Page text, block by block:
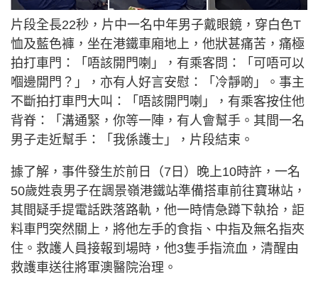
片段全長22秒，片中一名中年男子戴眼鏡，穿白色T
恤及藍色褲，坐在港鐵車廂地上，他狀甚痛苦，痛極
拍打車門：「唔該開門喇」，有乘客問：「可唔可以
嗰邊開門？」，亦有人好言安慰：「冷靜啲」。事主
不斷拍打車門大叫：「唔該開門喇」，有乘客按住他
背脊：「溝通緊，你等一陣，有人會幫手。其間一名
男子走近幫手：「我係護士」，片段結束。
據了解，事件發生於前日（7日）晚上10時許，一名
50歲姓袁男子在調景嶺港鐵站準備搭車前往寶琳站，
其間疑手提電話跌落路軌，他一時情急蹲下執拾，詎
料車門突然關上，將他左手的食指、中指及無名指夾
住。救護人員接報到場時，他3隻手指流血，清醒由
救護車送往將軍澳醫院治理。